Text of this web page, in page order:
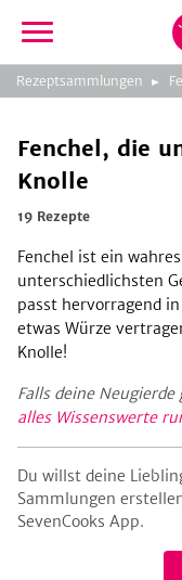
Rezeptsammlungen
Fenchel, die
Knolle
19 Rezepte
Fenchel ist ein
unterschiedlichsten
passt hervorragend
etwas Würze
Knolle!
Falls deine
alles Wissenswerte
Du willst deine
Sammlungen
SevenCooks App.